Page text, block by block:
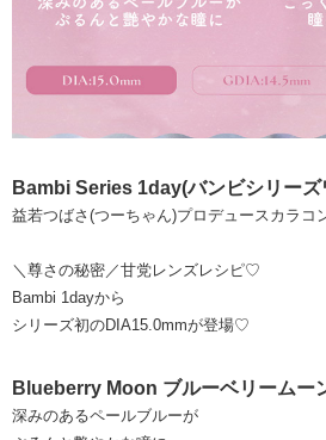
Bambi Series 1day(バンビシリーズ
益若つばさ(つーちゃん)プロデュースカラコ
＼尊さの秘密／甘党レンズレシピ♡
Bambi 1dayから
シリーズ初のDIA15.0mmが登場♡
Blueberry Moon ブルーベリームー
深みのあるペールブルーが